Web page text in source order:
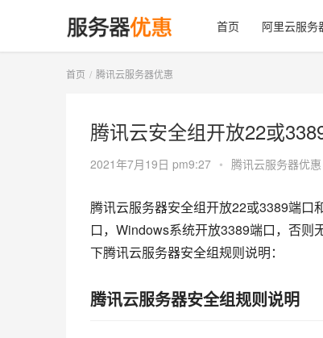
首页 阿里云服务
首页 腾讯云服务器优惠
腾讯云安全组开放22或
2021年7月19日 pm9:27 • 腾讯云服务器优惠
腾讯云服务器安全组开放22或3389端口
口，Windows系统开放3389端口，否
下腾讯云服务器安全组规则说明：
腾讯云服务器安全组规则说明